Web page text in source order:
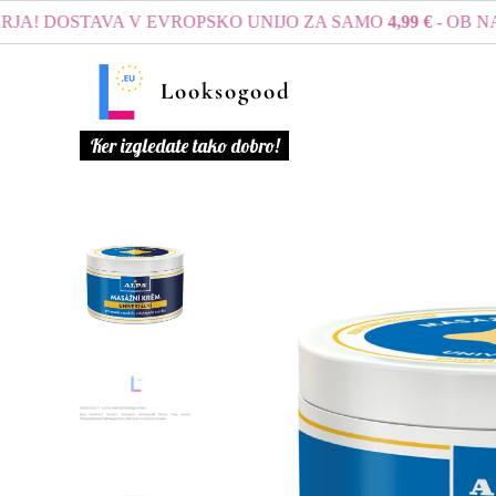
V EVROPSKO UNIJO ZA SAMO4,99 €- OB
Looksogood
Ker izgledate tako dobro!